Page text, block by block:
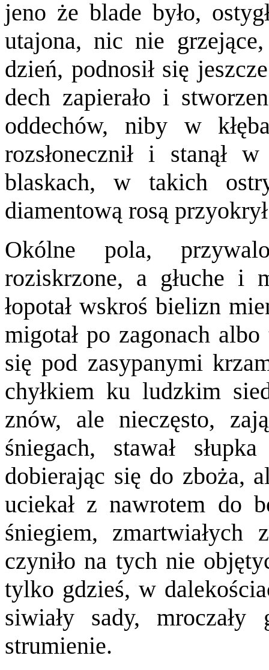
jeno że blade było,
utajona, nic nie
dzień, podnosił się
dech zapierało i
oddechów, niby w
rozsłonecznił i stanął
blaskach, w takich
diamentową rosą
Okólne pola,
roziskrzone, a głuche i
łopotał wskroś bielizn
migotał po zagonach
się pod zasypanymi
chyłkiem ku ludzkim
znów, ale nieczęsto,
śniegach, stawał
dobierając się do zboża,
uciekał z nawrotem do
śniegiem,
czyniło na tych nie
tylko gdzieś, w
siwiały sady, mroczały
strumienie.